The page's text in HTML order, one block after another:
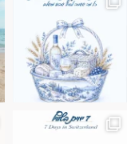
בחבל אלזס צרפת
בחופשה שבו הכל